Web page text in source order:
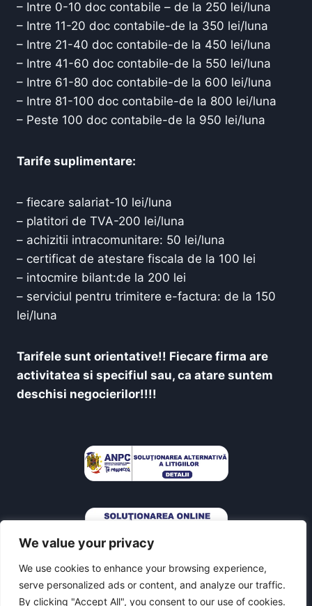
We value your privacy
We use cookies to enhance your browsing experience,
serve personalized ads or content, and analyze our traffic.
By clicking "Accept All", you consent to our use of cookies.
– Intre 0-10 doc contabile – de la 250 lei/luna
– Intre 11-20 doc contabile-de la 350 lei/luna
– Intre 21-40 doc contabile-de la 450 lei/luna
– Intre 41-60 doc contabile-de la 550 lei/luna
– Intre 61-80 doc contabile-de la 600 lei/luna
– Intre 81-100 doc contabile-de la 800 lei/luna
– Peste 100 doc contabile-de la 950 lei/luna
Tarife suplimentare:
– fiecare salariat-10 lei/luna
– platitori de TVA-200 lei/luna
– achizitii intracomunitare: 50 lei/luna
– certificat de atestare fiscala de la 100 lei
– intocmire bilant:de la 200 lei
– serviciul pentru trimitere e-factura: de la 150
lei/luna
Tarifele sunt orientative!! Fiecare firma are
activitatea si specifiul sau, ca atare suntem
deschisi negocierilor!!!!